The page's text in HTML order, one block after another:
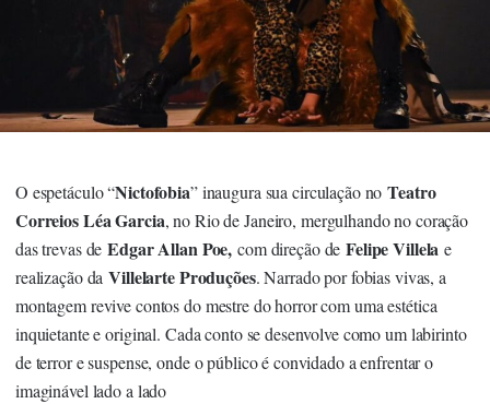
O espetáculo “Nictofobia” inaugura sua circulação noTeatro
Correios Léa Garcia, no Rio de Janeiro, mergulhando no coração
das trevas deEdgar Allan Poe, com direção de Felipe Villelae
realização da Villelarte Produções. Narrado por fobias vivas, a
montagem revive contos do mestre do horror com uma estética
inquietante e original. Cada conto se desenvolve como um labirinto
de terror e suspense, onde o público é convidado a enfrentar o
imaginável lado a lado